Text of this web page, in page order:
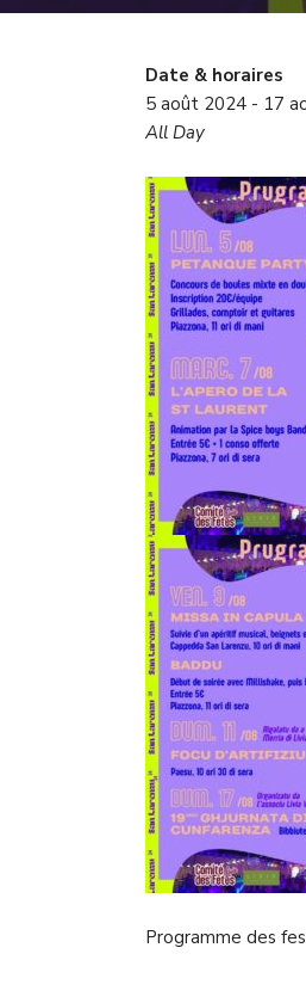
Date & horaires
5 août 2024 - 17
All Day
Programme des